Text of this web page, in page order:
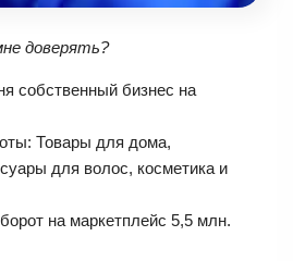
доверять?
собственный бизнес на
Товары для дома,
для волос, косметика и
на маркетплейс 5,5 млн.